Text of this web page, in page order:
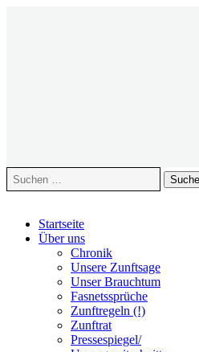
Suche
nach:
Zum
Inhalt
Startseite
Über uns
Chronik
Unsere Zunftsage
Unser Brauchtum
Fasnetssprüche
Zunftregeln (!)
Zunftrat
Pressespiegel/